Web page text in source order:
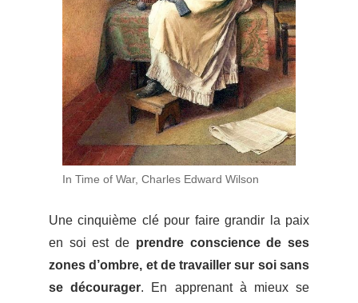
In Time of War, Charles Edward Wilson
Une cinquième clé pour faire grandir la paix
en soi est de prendre conscience de ses
zones d’ombre, et de travailler sur soi sans
se décourager. En apprenant à mieux se